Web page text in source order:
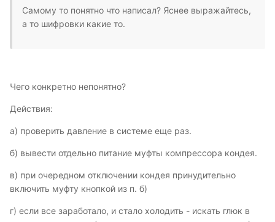
Самому то понятно что написал? Яснее выражайтесь,
а то шифровки какие то.
Чего конкретно непонятно?
Действия:
а) проверить давление в системе еще раз.
б) вывести отдельно питание муфты компрессора кондея.
в) при очередном отключении кондея принудительно
включить муфту кнопкой из п. б)
г) если все заработало, и стало холодить - искать глюк в